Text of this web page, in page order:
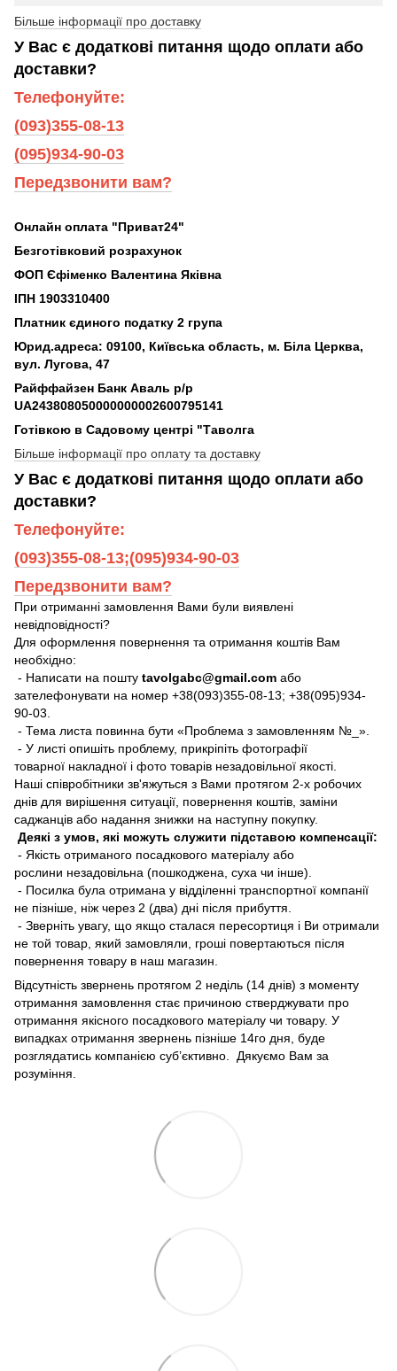
Більше інформації про доставку
У Вас є додаткові питання щодо оплати або
доставки?
Телефонуйте:
(093)355-08-13
(095)934-90-03
Передзвонити вам?
Онлайн оплата "Приват24"
Безготівковий розрахунок
ФОП Єфіменко Валентина Яківна
ІПН 1903310400
Платник єдиного податку 2 група
Юрид.адреса: 09100, Київська область, м. Біла Церква,
вул. Лугова, 47
Райффайзен Банк Аваль р/р
UA243808050000000002600795141
Готівкою в Садовому центрі "Таволга
Більше інформації про оплату та доставку
У Вас є додаткові питання щодо оплати або
доставки?
Телефонуйте:
(093)355-08-13;(095)934-90-03
Передзвонити вам?
При отриманні замовлення Вами були виявлені
невідповідності?
Для оформлення повернення та отримання коштів Вам
необхідно:
- Написати на пошту tavolgabc@gmail.com або
зателефонувати на номер +38(093)355-08-13; +38(095)934-
90-03.
- Тема листа повинна бути «Проблема з замовленням №_».
- У листі опишіть проблему, прикріпіть фотографії
товарної накладної і фото товарів незадовільної якості.
Наші співробітники зв'яжуться з Вами протягом 2-х робочих
днів для вирішення ситуації, повернення коштів, заміни
саджанців або надання знижки на наступну покупку.
Деякі з умов, які можуть служити підставою компенсації:
- Якість отриманого посадкового матеріалу або
рослини незадовільна (пошкоджена, суха чи інше).
- Посилка була отримана у відділенні транспортної компанії
не пізніше, ніж через 2 (два) дні після прибуття.
- Зверніть увагу, що якщо сталася пересортиця і Ви отримали
не той товар, який замовляли, гроші повертаються після
повернення товару в наш магазин.
Відсутність звернень протягом 2 неділь (14 днів) з моменту
отримання замовлення стає причиною стверджувати про
отримання якісного посадкового матеріалу чи товару. У
випадках отримання звернень пізніше 14го дня, буде
розглядатись компанією суб’єктивно. Дякуємо Вам за
розуміння.